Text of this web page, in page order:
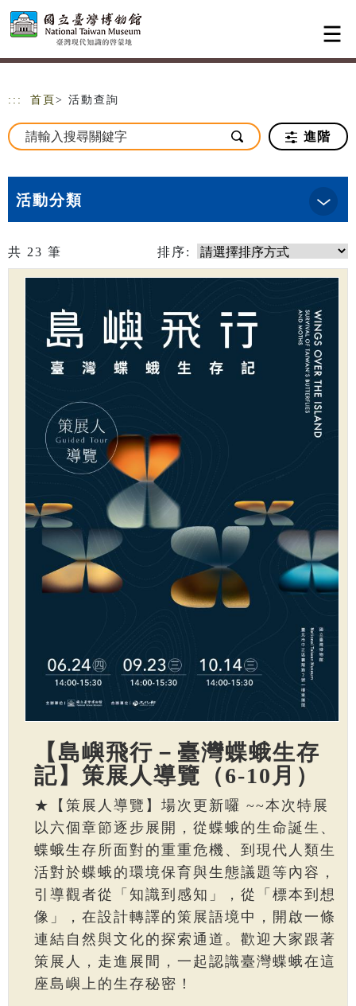
跳到主要內容
網站導覽
::: 首頁 > 活動查詢
進階
活動分類
共 23 筆 排序:
【島嶼飛行－臺灣蝶蛾生存
記】策展人導覽（6-10月）
★【策展人導覽】場次更新囉 ~~本次特展
以六個章節逐步展開，從蝶蛾的生命誕生、
蝶蛾生存所面對的重重危機、到現代人類生
活對於蝶蛾的環境保育與生態議題等內容，
引導觀者從「知識到感知」，從「標本到想
像」，在設計轉譯的策展語境中，開啟一條
連結自然與文化的探索通道。歡迎大家跟著
策展人，走進展間，一起認識臺灣蝶蛾在這
座島嶼上的生存秘密！